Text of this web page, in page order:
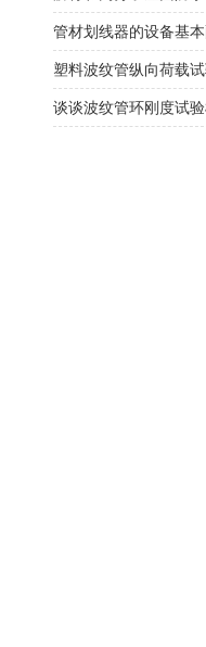
管材划线器的设备基
塑料波纹管纵向荷载
谈谈波纹管环刚度试